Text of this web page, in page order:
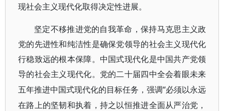
现社会主义现代化取得决定性进展。
坚定不移推进党的自我革命，保持马克思主义政
党的先进性和纯洁性是确保党领导的社会主义现代化
行稳致远的根本保障。中国式现代化是中国共产党领
导的社会主义现代化。党的二十届四中全会着眼未来
五年推进中国式现代化的目标任务，强调“必须以永远
在路上的坚韧和执着，持之以恒推进全面从严治党，